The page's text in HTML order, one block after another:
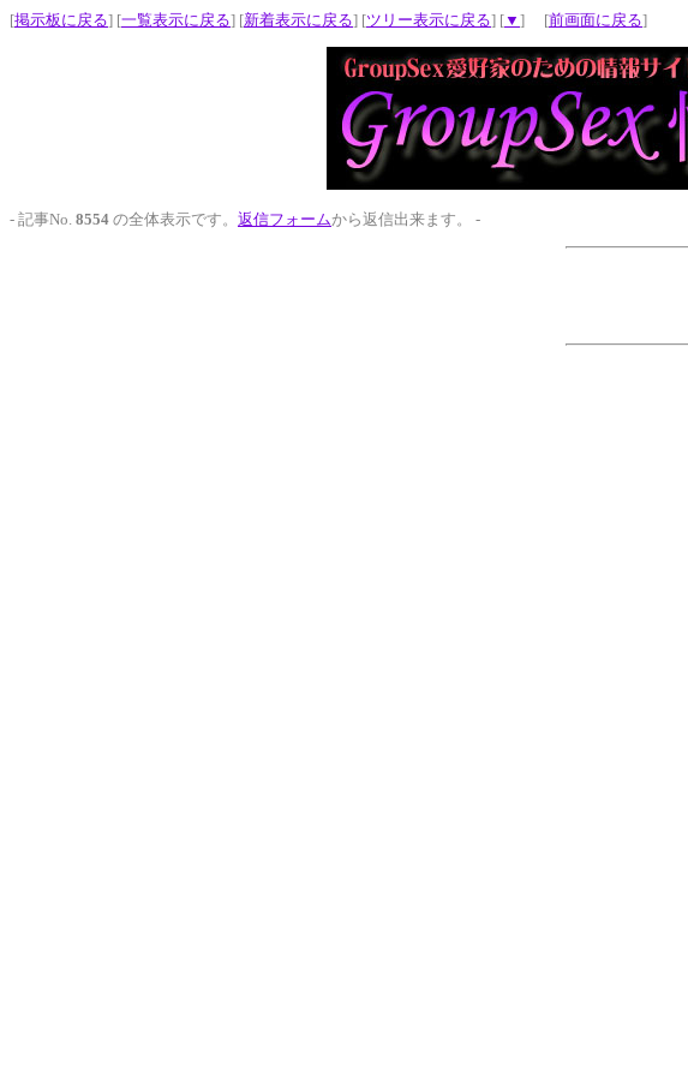
[掲示板に戻る] [一覧表示に戻る] [新着表示に戻る] [ツリー表示に戻る] [▼ ] [前画面に戻る]
- 記事No. 8554 の全体表示です。 返信フォームから返信出来ます。 -